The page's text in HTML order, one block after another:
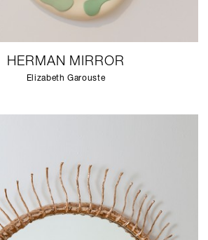
HERMAN MIRROR
Elizabeth Garouste